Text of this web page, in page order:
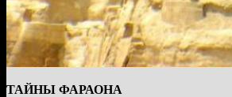
ТАЙНЫ ФАРАОНА